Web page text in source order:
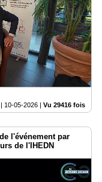
10-05-2026 | Vu 29416 fois
l'événement par
de l'IHEDN